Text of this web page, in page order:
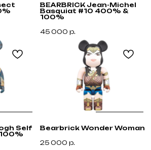
BEARBRICK Jean-Michel
Basquiat #10 400% &
100%
45 000 р.
Self
Bearbrick Wonder Woman
25 000 р.
искали?
редких вещей.